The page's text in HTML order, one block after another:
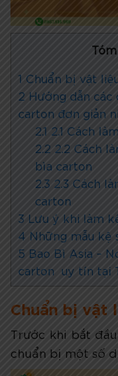
1 Chuẩn bị vật
2 Hướng dẫn các
carton đơn giản
2.1 2.1 Cách
2.2 2.2 Cách
bìa carton
2.3 2.3 Cách
carton
3 Lưu ý khi làm
4 Những mẫu kệ
5 Bao Bì Asia –
carton uy tín tại
Chuẩn bị vật
Trước khi bắt
chuẩn bị một số